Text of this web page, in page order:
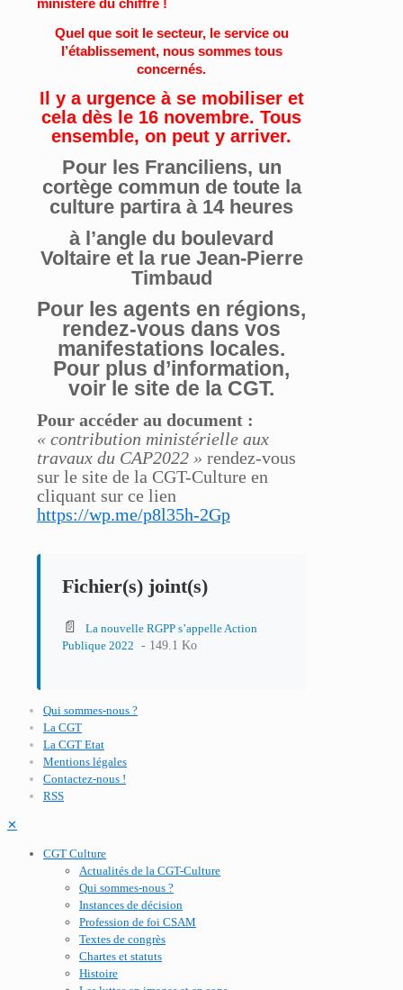
ministère du chiffre !
Quel que soit le secteur, le service ou
l’établissement, nous sommes tous
concernés.
Il y a urgence à se mobiliser et
cela dès le 16 novembre. Tous
ensemble, on peut y arriver.
Pour les Franciliens, un
cortège commun de toute la
culture partira à 14 heures
à l’angle du boulevard
Voltaire et la rue Jean-Pierre
Timbaud
Pour les agents en régions,
rendez-vous dans vos
manifestations locales.
Pour plus d’information,
voir le site de la CGT.
Pour accéder au document :
« contribution ministérielle aux
travaux du CAP2022 » rendez-vous
sur le site de la CGT-Culture en
cliquant sur ce lien
https://wp.me/p8l35h-2Gp
Fichier(s) joint(s)
📄
La nouvelle RGPP s’appelle Action
Publique 2022 - 149.1 Ko
Qui sommes-nous ?
La CGT
La CGT Etat
Mentions légales
Contactez-nous !
RSS
✕
CGT Culture
Actualités de la CGT-Culture
Qui sommes-nous ?
Instances de décision
Profession de foi CSAM
Textes de congrès
Chartes et statuts
Histoire